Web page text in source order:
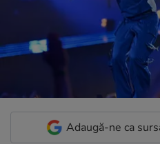
Adaugă-ne ca